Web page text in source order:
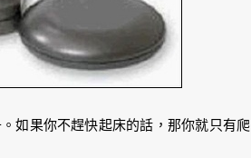
如果你不趕快起床的話，那你就只有爬